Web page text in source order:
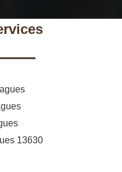
13630